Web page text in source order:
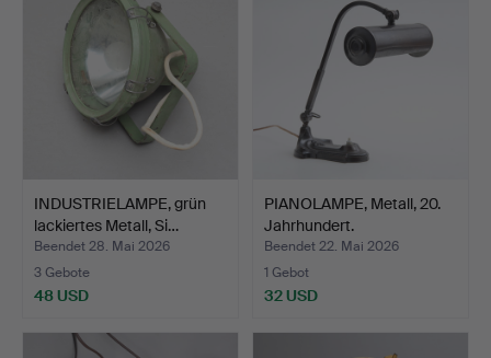
INDUSTRIELAMPE, grün
lackiertes Metall, Si…
Beendet 28. Mai 2026
3 Gebote
48 USD
PIANOLAMPE, Metall, 20.
Jahrhundert.
Beendet 22. Mai 2026
1 Gebot
32 USD